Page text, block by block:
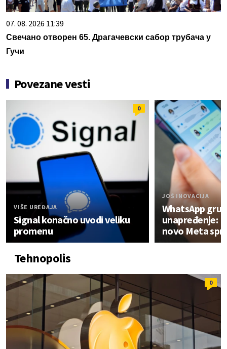
07. 08. 2026 11:39
Свечано отворен 65. Драгачевски сабор трубача у
Гучи
Povezane vesti
0
VIŠE UREĐAJA
Signal konačno uvodi veliku
promenu
JOŠ INOVACIJA
WhatsApp
unapređenje:
novo Meta
Tehnopolis
0